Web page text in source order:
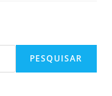
PESQUISAR